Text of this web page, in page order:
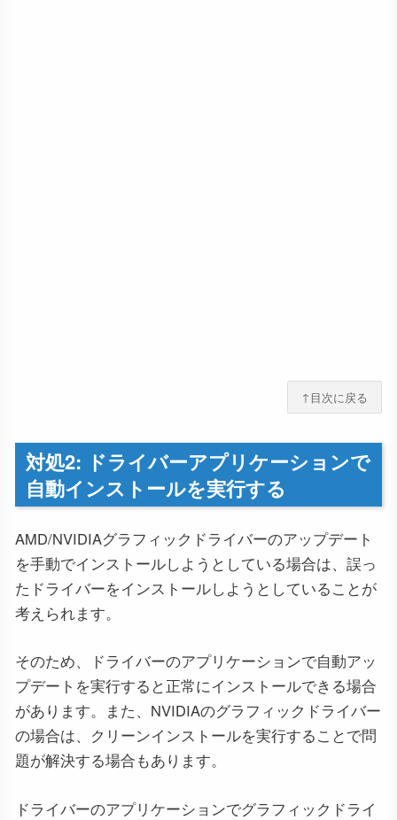
↑目次に戻る
対処2: ドライバーアプリケーションで
自動インストールを実行する
AMD/NVIDIAグラフィックドライバーのアップデート
を手動でインストールしようとしている場合は、誤っ
たドライバーをインストールしようとしていることが
考えられます。
そのため、ドライバーのアプリケーションで自動アッ
プデートを実行すると正常にインストールできる場合
があります。また、NVIDIAのグラフィックドライバー
の場合は、クリーンインストールを実行することで問
題が解決する場合もあります。
ドライバーのアプリケーションでグラフィックドライ